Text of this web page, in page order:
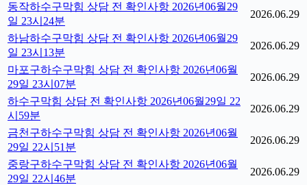
동작하수구막힘 상담 전 확인사항 2026년06월29
일 23시24분
2026.06.29
하남하수구막힘 상담 전 확인사항 2026년06월29
일 23시13분
2026.06.29
마포구하수구막힘 상담 전 확인사항 2026년06월
29일 23시07분
2026.06.29
하수구막힘 상담 전 확인사항 2026년06월29일 22
시59분
2026.06.29
금천구하수구막힘 상담 전 확인사항 2026년06월
29일 22시51분
2026.06.29
중랑구하수구막힘 상담 전 확인사항 2026년06월
29일 22시46분
2026.06.29